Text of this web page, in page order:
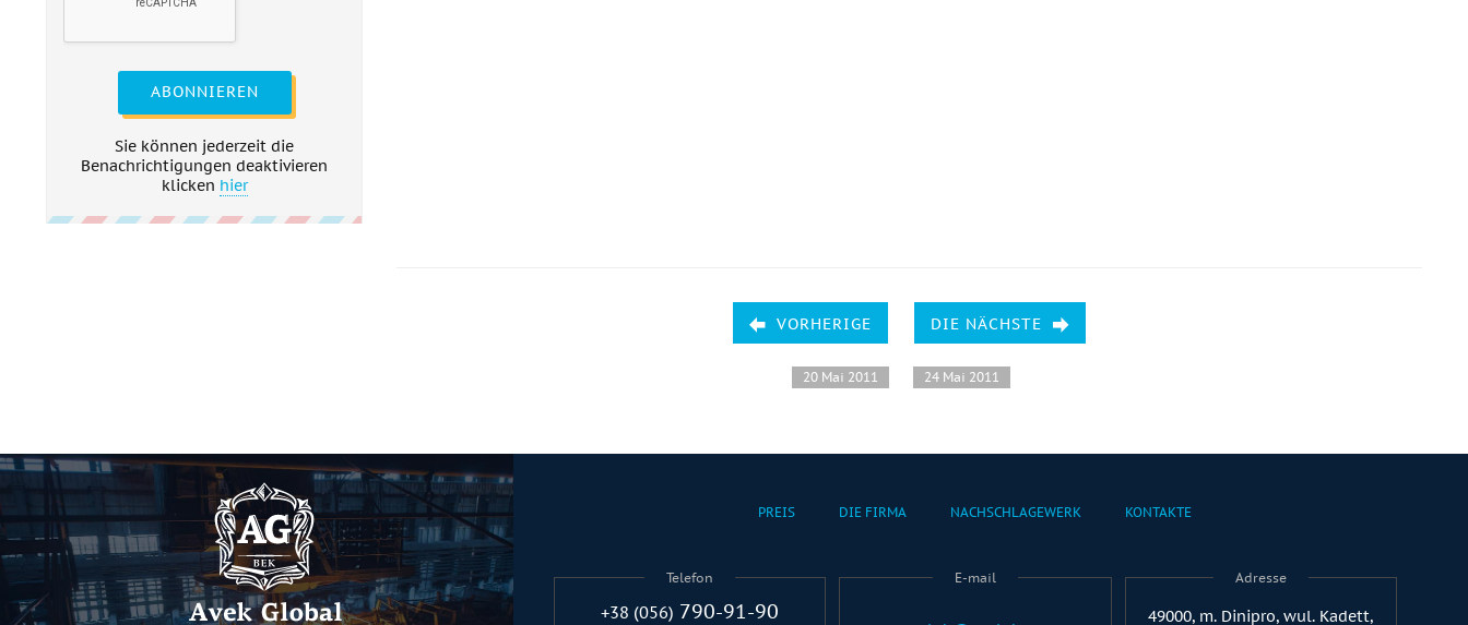
ABONNIEREN
Sie können jederzeit die
Benachrichtigungen deaktivieren
klicken hier
VORHERIGE
20 Mai 2011
DIE NÄCHSTE
24 Mai 2011
PREIS DIE FIRMA NACHSCHLAGEWERK KONTAKTE
Telefon
+38 (056) 790-91-90
E-mail Adresse
49000, m. Dinipro, wul. Kadett,